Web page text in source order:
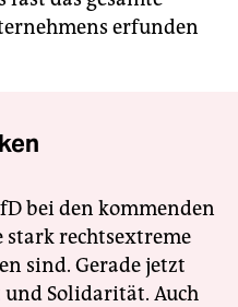
erfunden
bei den kommenden
stark rechtsextreme
sind. Gerade jetzt
Solidarität. Auch